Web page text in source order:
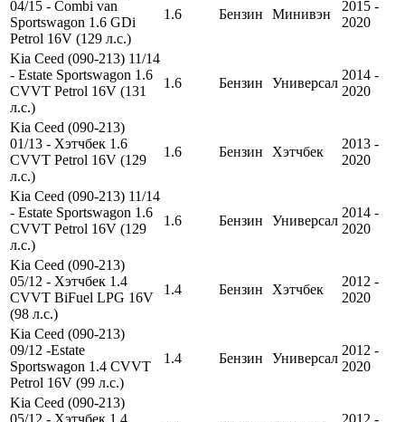
04/15 - Combi van
Sportswagon 1.6 GDi
Petrol 16V (129 л.с.)
1.6 Бензин Минивэн
2015 -
2020
Kia Ceed (090-213) 11/14
- Estate Sportswagon 1.6
CVVT Petrol 16V (131
л.с.)
1.6 Бензин Универсал
2014 -
2020
Kia Ceed (090-213)
01/13 - Хэтчбек 1.6
CVVT Petrol 16V (129
л.с.)
1.6 Бензин Хэтчбек
2013 -
2020
Kia Ceed (090-213) 11/14
- Estate Sportswagon 1.6
CVVT Petrol 16V (129
л.с.)
1.6 Бензин Универсал
2014 -
2020
Kia Ceed (090-213)
05/12 - Хэтчбек 1.4
CVVT BiFuel LPG 16V
(98 л.с.)
1.4 Бензин Хэтчбек
2012 -
2020
Kia Ceed (090-213)
09/12 -Estate
Sportswagon 1.4 CVVT
Petrol 16V (99 л.с.)
1.4 Бензин Универсал
2012 -
2020
Kia Ceed (090-213)
05/12 - Хэтчбек 1.4
2012 -